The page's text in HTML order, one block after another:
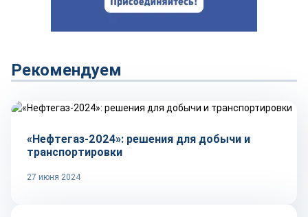
Рекомендуем
«Нефтегаз-2024»: решения для добычи и
транспортировки
27 июня 2024
Репортаж